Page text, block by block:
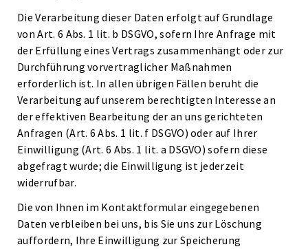
Die Verarbeitung dieser Daten erfolgt auf Grundlage
von Art. 6 Abs. 1 lit. b DSGVO, sofern Ihre Anfrage mit
der Erfüllung eines Vertrags zusammenhängt oder zur
Durchführung vorvertraglicher Maßnahmen
erforderlich ist. In allen übrigen Fällen beruht die
Verarbeitung auf unserem berechtigten Interesse an
der effektiven Bearbeitung der an uns gerichteten
Anfragen (Art. 6 Abs. 1 lit. f DSGVO) oder auf Ihrer
Einwilligung (Art. 6 Abs. 1 lit. a DSGVO) sofern diese
abgefragt wurde; die Einwilligung ist jederzeit
widerrufbar.
Die von Ihnen im Kontaktformular eingegebenen
Daten verbleiben bei uns, bis Sie uns zur Löschung
auffordern, Ihre Einwilligung zur Speicherung